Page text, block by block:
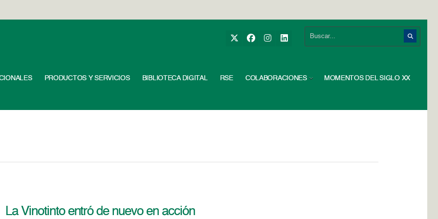
PRODUCTOS Y SERVICIOS BIBLIOTECA DIGITAL RSE COLABORACIONES MOMENTOS DEL SIGLO XX
La Vinotinto entró de nuevo en acción